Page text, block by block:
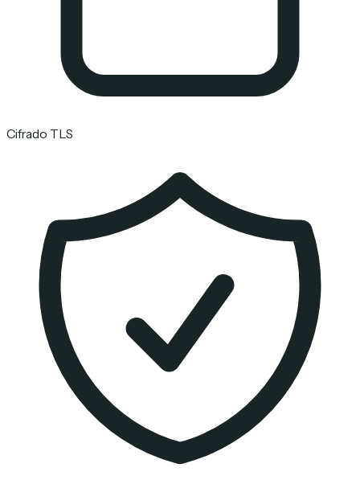
Cifrado TLS